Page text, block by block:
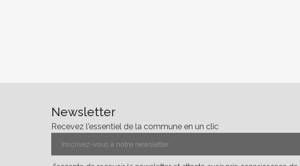
Newsletter
Recevez l'essentiel de la commune en un clic